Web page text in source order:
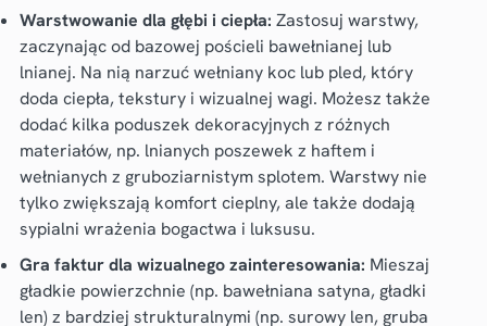
Warstwowanie dla głębi i ciepła: Zastosuj warstwy,
zaczynając od bazowej pościeli bawełnianej lub
lnianej. Na nią narzuć wełniany koc lub pled, który
doda ciepła, tekstury i wizualnej wagi. Możesz także
dodać kilka poduszek dekoracyjnych z różnych
materiałów, np. lnianych poszewek z haftem i
wełnianych z gruboziarnistym splotem. Warstwy nie
tylko zwiększają komfort cieplny, ale także dodają
sypialni wrażenia bogactwa i luksusu.
Gra faktur dla wizualnego zainteresowania: Mieszaj
gładkie powierzchnie (np. bawełniana satyna, gładki
len) z bardziej strukturalnymi (np. surowy len, gruba